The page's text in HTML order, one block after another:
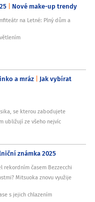
Nové make-up trendy
na Letné: Plný dům a
a mráz Jak vybírat
se kterou zabodujete
ubližují ze všeho nejvíc
známka 2025
rekordním časem Bezzecchi
Mitsuoka znovu využije
s jejich chlazením